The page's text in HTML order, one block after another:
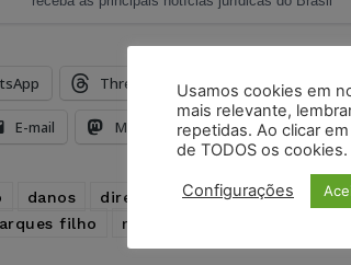
Threads Facebook
E-mail Mastodon LinkedIn
danos direito civil direitos autorais
filho mangabeira
Usamos cookies em
mais relevante,
repetidas. Ao clicar
de TODOS os cookies.
Configurações